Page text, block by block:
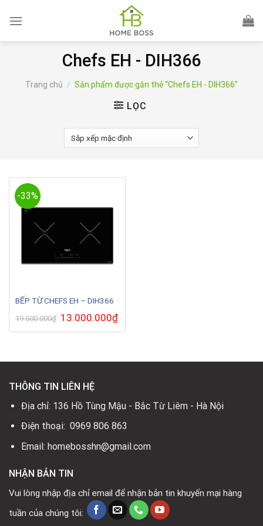
Chefs EH - DIH366
Trang chủ / Sản phẩm được gắn thẻ “Chefs EH - DIH366”
LỌC
-33%
BẾP TỪ CHEFS EH – DIH366
19.500.000₫ Giá
gốc
là:
13.000.000₫Giá
hiện
tại
THÔNG TIN LIÊN HỆ
Địa chỉ: 136 Hồ Tùng Mậu - Bắc Từ Liêm - Hà Nội
Điện thoại: 0969 806 863
Email: homebosshn@gmail.com
NHẬN BẢN TIN
Vui lòng nhập địa chỉ email để nhận bản tin khuyến mại hàng
tuần của chúng tôi: